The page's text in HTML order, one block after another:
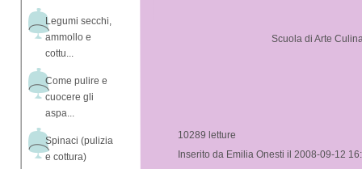
Legumi secchi,
ammollo e
cottu...
Come pulire e
cuocere gli
aspa...
Spinaci (pulizia
e cottura)
Scuola di Arte
10289 letture
Inserito da Emilia Onesti il 2008-09-12